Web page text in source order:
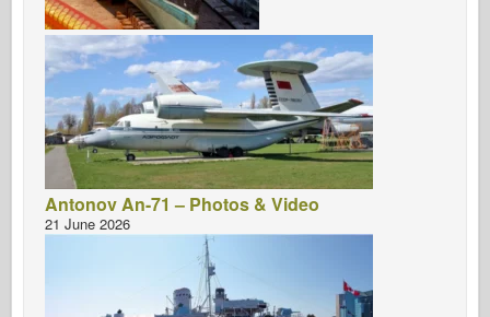
Antonov An-71 – Photos & Video
21 June 2026